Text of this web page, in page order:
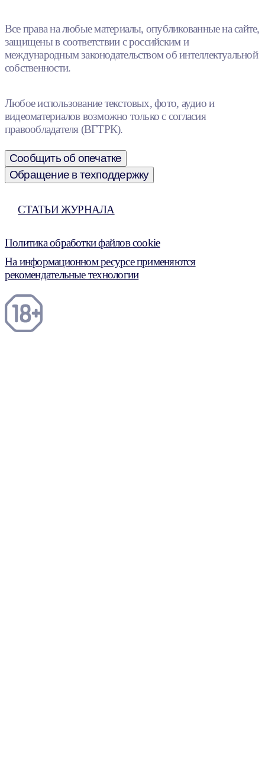
Все права на любые материалы, опубликованные на сайте,
защищены в соответствии с российским и
международным законодательством об интеллектуальной
собственности.
Любое использование текстовых, фото, аудио и
видеоматериалов возможно только с согласия
правообладателя (ВГТРК).
Сообщить об опечатке
Обращение в техподдержку
СТАТЬИ ЖУРНАЛА
Политика обработки файлов cookie
На информационном ресурсе применяются
рекомендательные технологии